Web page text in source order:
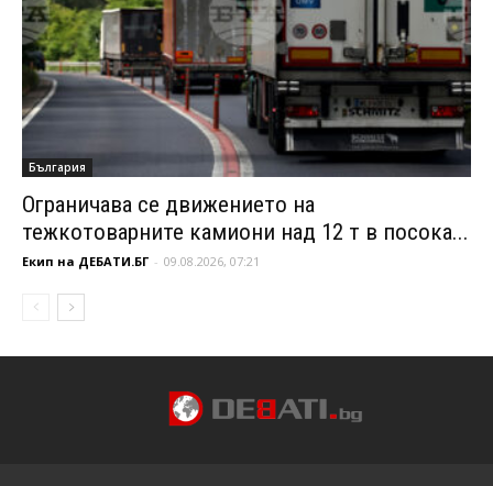
България
Ограничава се движението на
тежкотоварните камиони над 12 т в посока...
Екип на ДЕБАТИ.БГ - 09.08.2026, 07:21